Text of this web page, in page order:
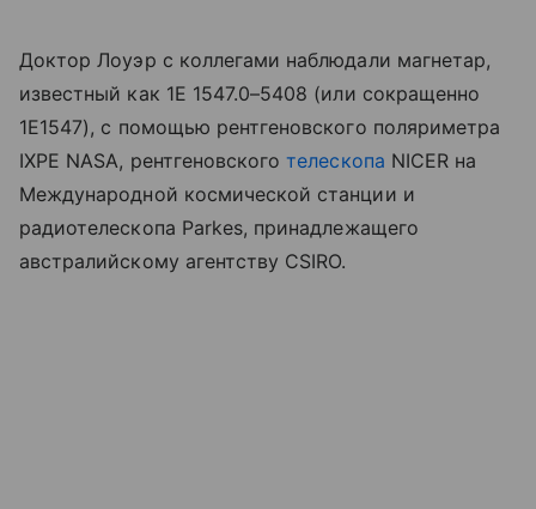
Доктор Лоуэр с коллегами наблюдали магнетар,
известный как 1E 1547.0–5408 (или сокращенно
1E1547), с помощью рентгеновского поляриметра
IXPE NASA, рентгеновскоготелескопа NICER на
Международной космической станции и
радиотелескопа Parkes, принадлежащего
австралийскому агентству CSIRO.